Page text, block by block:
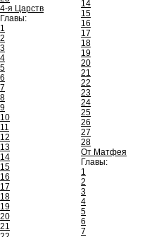
4-я Царств
Главы:
1
2
3
4
5
6
7
8
9
10
11
12
13
14
15
16
17
18
19
20
21
14
15
16
17
18
19
20
21
22
23
24
25
26
27
28
От Матфея
Главы:
1
2
3
4
5
6
7